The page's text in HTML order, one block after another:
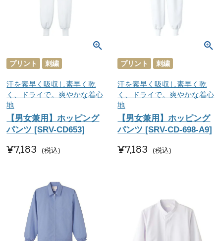
プリント 刺繍
汗を素早く吸収し素早く乾
く、ドライで。爽やかな着心
地
【男女兼用】ホッピング
パンツ [SRV-CD653]
¥7,183 税込
プリント 刺繍
汗を素早く吸収し素早く乾
く、ドライで。爽やかな着心
地
【男女兼用】ホッピング
パンツ [SRV-CD-698-A9]
¥7,183 税込